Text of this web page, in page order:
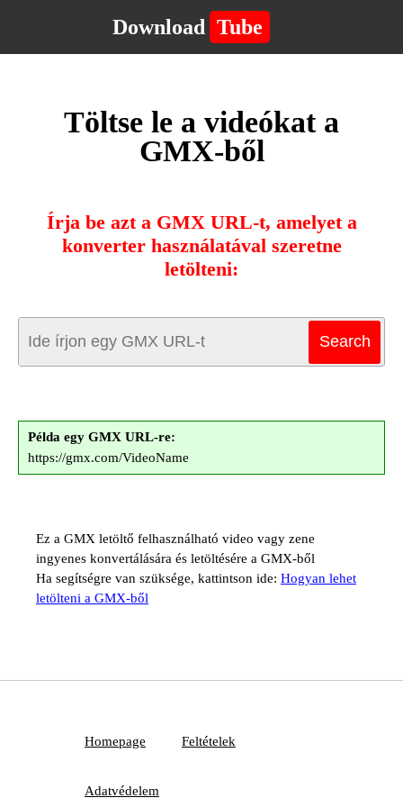
Download Tube
Töltse le a videókat a
GMX-ből
Írja be azt a GMX URL-t, amelyet a
konverter használatával szeretne
letölteni:
Példa egy GMX URL-re:
https://gmx.com/VideoName
Ez a GMX letöltő felhasználható video vagy zene
ingyenes konvertálására és letöltésére a GMX-ből
Ha segítségre van szüksége, kattintson ide: Hogyan lehet
letölteni a GMX-ből
Homepage Feltételek
Adatvédelem